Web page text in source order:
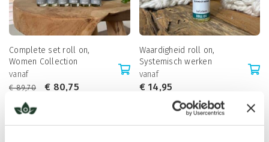
Complete set roll on,
Women Collection
vanaf
€89,70 € 80,75
Waardigheid roll on,
Systemisch werken
vanaf
€14,95